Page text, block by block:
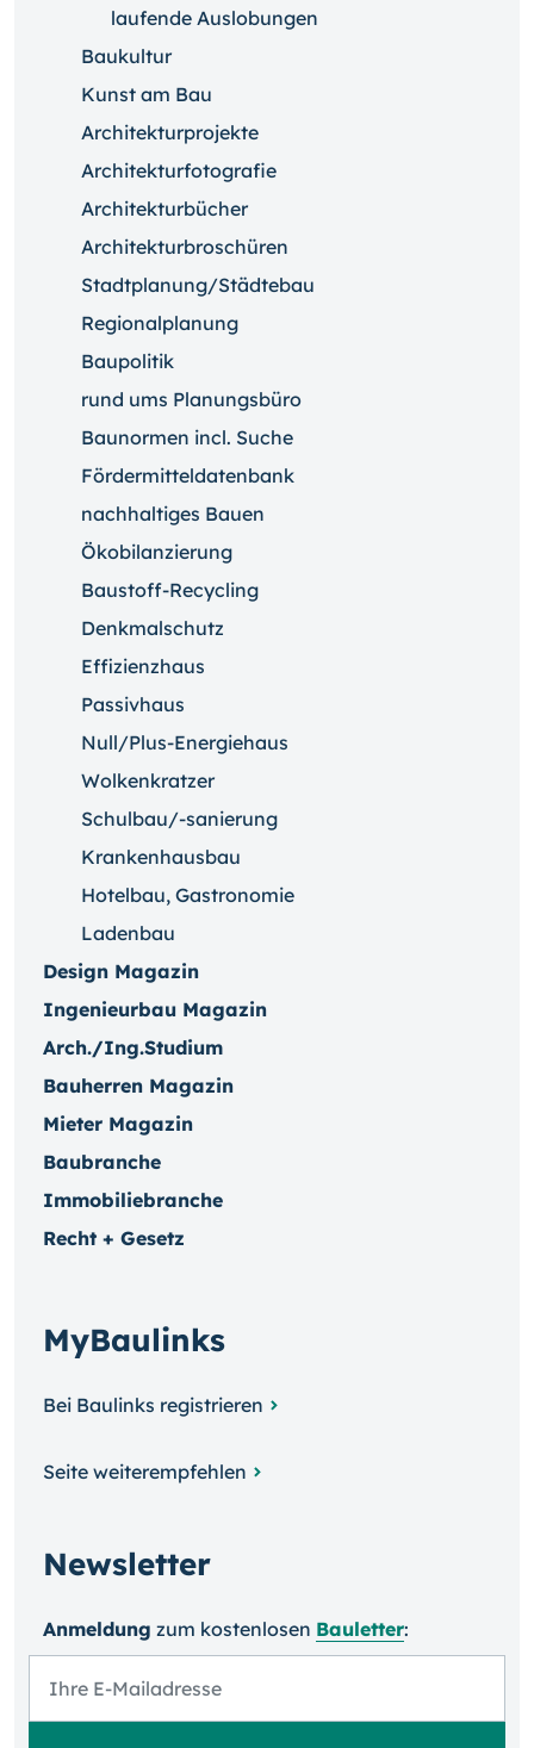
laufende Auslobungen
Baukultur
Kunst am Bau
Architekturprojekte
Architekturfotografie
Architekturbücher
Architekturbroschüren
Stadtplanung/Städtebau
Regionalplanung
Baupolitik
rund ums Planungsbüro
Baunormen incl. Suche
Fördermitteldatenbank
nachhaltiges Bauen
Ökobilanzierung
Baustoff-Recycling
Denkmalschutz
Effizienzhaus
Passivhaus
Null/Plus-Energiehaus
Wolkenkratzer
Schulbau/-sanierung
Krankenhausbau
Hotelbau, Gastronomie
Ladenbau
Design Magazin
Ingenieurbau Magazin
Arch./Ing.Studium
Bauherren Magazin
Mieter Magazin
Baubranche
Immobiliebranche
Recht + Gesetz
MyBaulinks
Bei Baulinks registrieren
Seite weiterempfehlen
Newsletter
Anmeldung zum kosten­losen Bauletter: